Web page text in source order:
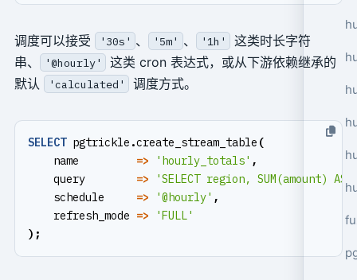
调度可以接受 '30s' 、 '5m' 、 '1h'
这类时长字符
串、
'@hourly'
这类 cron 表达式，或从下游依赖继承的
默认
'calculated' 调度方式。
SELECT pgtrickle .create_stream_table (
name
=> 'hourly_totals' ,
query
=>
'SELECT region, SUM(amount)
schedule
=> '@hourly' ,
refresh_mode =>
'FULL'
);